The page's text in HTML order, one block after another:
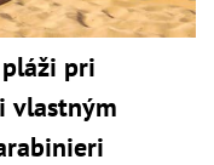
pri
vlastným